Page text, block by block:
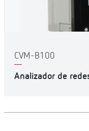
CVM-B100
Analizador de